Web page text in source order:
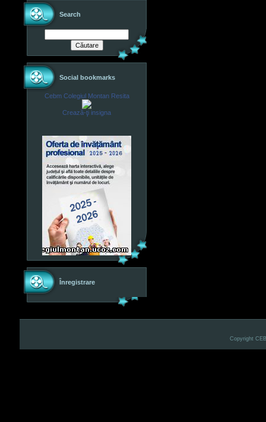
Search
Social bookmarks
Cebm Colegiul Montan Resita
Crează-ţi insigna
Înregistrare
Copyright